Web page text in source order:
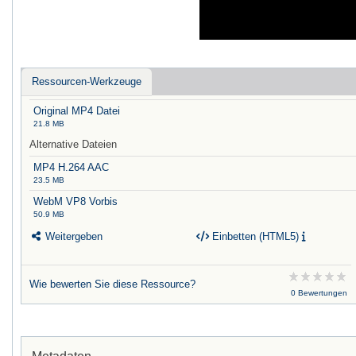
Ressourcen-Werkzeuge
Original MP4 Datei
21.8 MB
Alternative Dateien
MP4 H.264 AAC
23.5 MB
WebM VP8 Vorbis
50.9 MB
Weitergeben Einbetten (HTML5)
Wie bewerten Sie diese Ressource?
0 Bewertungen